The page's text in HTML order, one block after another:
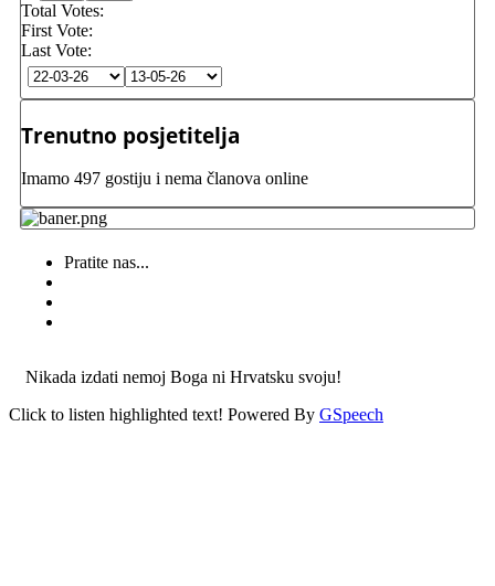
Total Votes:
First Vote:
Last Vote:
Trenutno posjetitelja
Imamo 497 gostiju i nema članova online
Pratite nas...
Nikada izdati nemoj Boga ni Hrvatsku svoju!
Click to listen highlighted text! Powered By GSpeech